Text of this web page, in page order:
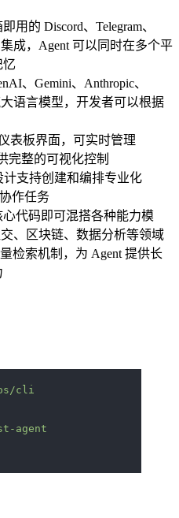
用的 Discord、Telegram、
成，Agent 可以同时在多个平
忆
、Gemini、Anthropic、
语言模型，开发者可以根据
表板界面，可实时管理
完整的可视化控制
计支持创建和编排专业化
作任务
心代码即可混搭各种能力模
、区块链、数据分析等领域
检索机制，为 Agent 提供长
cli
agent